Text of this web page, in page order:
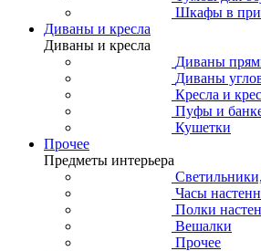
Шкафы в
Диваны и кресла
Диваны и кресла
Диваны
Диваны
Кресла и
Пуфы и
Кушетки
Прочее
Предметы интерьера
Часы
Полки
Вешалки
Прочее